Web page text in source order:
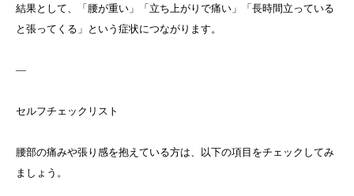
結果として、「腰が重い」「立ち上がりで痛い」「長時間立っている
と張ってくる」という症状につながります。
—
セルフチェックリスト
腰部の痛みや張り感を抱えている方は、以下の項目をチェックしてみ
ましょう。